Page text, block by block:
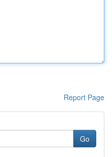
Report Page
Go